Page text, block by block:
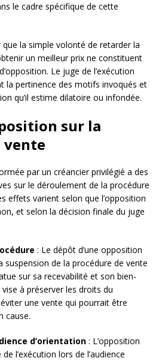
le cadre spécifique de cette
la simple volonté de retarder la
un meilleur prix ne constituent
Le juge de l’exécution
la pertinence des motifs invoqués et
qu’il estime dilatoire ou infondée.
sur la
vente
par un créancier privilégié a des
sur le déroulement de la procédure
effets varient selon que l’opposition
et selon la décision finale du juge
: Le dépôt d’une opposition
suspension de la procédure de vente
sur sa recevabilité et son bien-
à préserver les droits du
une vente qui pourrait être
cause.
d’orientation : L’opposition
l’exécution lors de l’audience